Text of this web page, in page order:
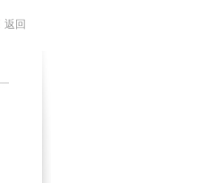
返回